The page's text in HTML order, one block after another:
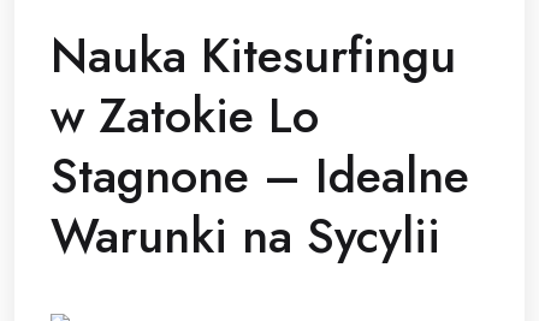
Nauka Kitesurfingu
w Zatokie Lo
Stagnone – Idealne
Warunki na Sycylii